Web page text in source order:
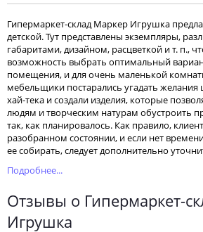
Гипермаркет-склад Маркер Игрушка
детской. Тут представлены экземпляры,
габаритами, дизайном, расцветкой и т. п.,
возможность выбрать оптимальный
помещения, и для очень маленькой
мебельщики постарались угадать желания
хай-тека и создали изделия, которые
людям и творческим натурам обустроить
так, как планировалось. Как правило,
разобранном состоянии, и если нет
ее собирать, следует дополнительно
Подробнее...
Отзывы о Гипермаркет-
Игрушка